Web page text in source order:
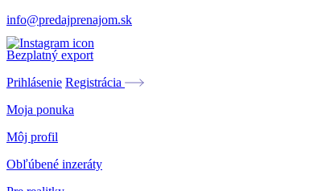
info@predajprenajom.sk
Bezplatný export
Prihlásenie Registrácia
Moja ponuka
Môj profil
Obľúbené inzeráty